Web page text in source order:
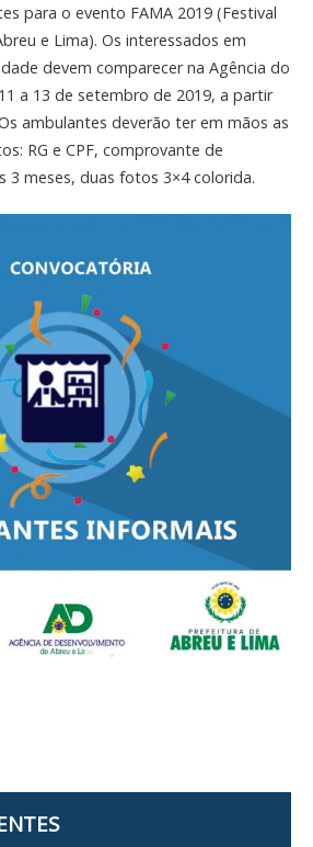
para o evento FAMA 2019 (Festival
e Lima). Os interessados em
devem comparecer na Agência do
a 13 de setembro de 2019, a partir
ambulantes deverão ter em mãos as
RG e CPF, comprovante de
3 meses, duas fotos 3×4 colorida.